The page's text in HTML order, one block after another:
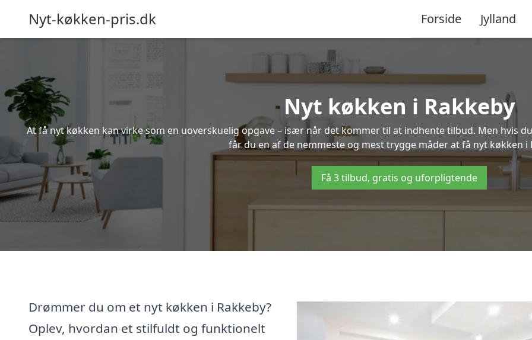
Nyt-køkken-pris.dk Forside Jylland
Nyt køkken i Rakkeby
At få nyt køkken kan virke som en uoverskuelig opgave – især når det kommer til at indhente tilbud. Men hvis
får du en af de nemmeste og mest trygge måder at få nyt køkken i
Få 3 tilbud, gratis og uforpligtende
Drømmer du om et nyt køkken i Rakkeby?
Oplev, hvordan et stilfuldt og funktionelt